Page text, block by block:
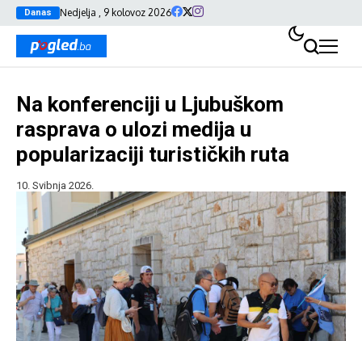
Danas Nedjelja , 9 kolovoz 2026
Na konferenciji u Ljubuškom
rasprava o ulozi medija u
popularizaciji turističkih ruta
10. Svibnja 2026.